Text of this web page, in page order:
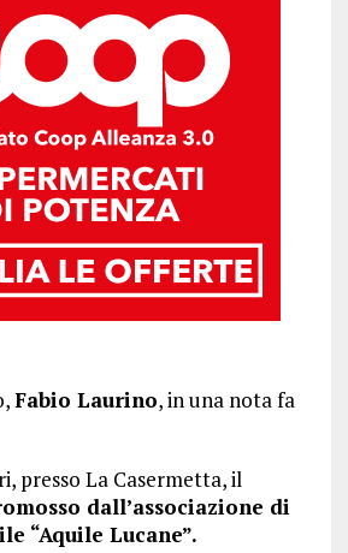
Fabio Laurino, in una nota fa
presso La Casermetta, il
dall’associazione di
“Aquile Lucane”.